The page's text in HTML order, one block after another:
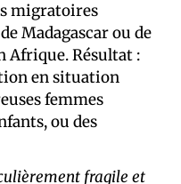
migratoires
Madagascar ou de
Afrique. Résultat :
en situation
femmes
ou des
fragile et